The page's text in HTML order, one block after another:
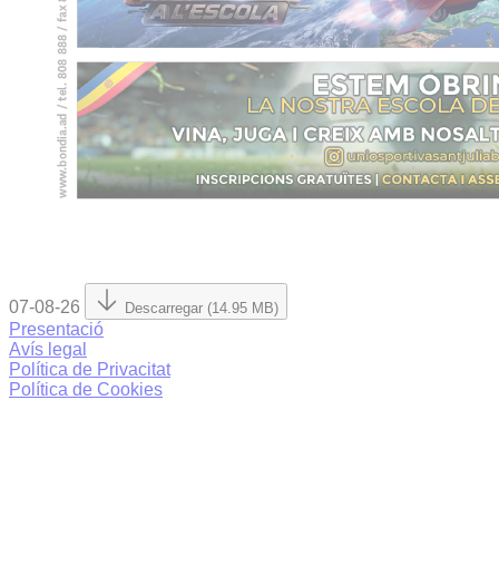
07-08-26 Descarregar (14.95 MB)
Presentació
Avís legal
Política de Privacitat
Política de Cookies